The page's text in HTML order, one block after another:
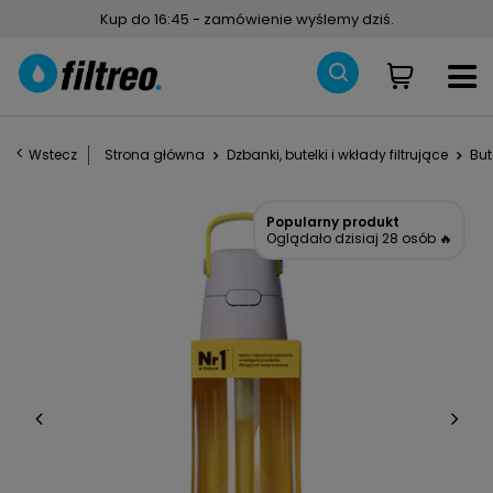
Kup do 16:45 - zamówienie wyślemy dziś.
Wstecz Strona główna Dzbanki, butelki i wkłady filtrujące
Popularny produkt
Oglądało dzisiaj 28 osób 🔥